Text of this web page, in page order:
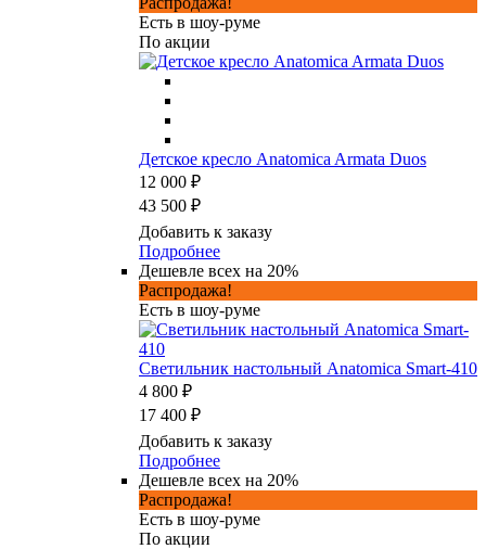
Есть в шоу-руме
По акции
Детское кресло Anatomica Armata Duos
12 000 ₽
43 500 ₽
Добавить к заказу
Подробнее
Дешевле всех на 20%
Распродажа!
Есть в шоу-руме
Светильник настольный Anatomica Smart-410
4 800 ₽
17 400 ₽
Добавить к заказу
Подробнее
Дешевле всех на 20%
Распродажа!
Есть в шоу-руме
По акции